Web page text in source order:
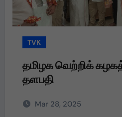
TVK
தமிழக வெற்றிக்
தளபதி அவர்களின்
Mar 28, 2025